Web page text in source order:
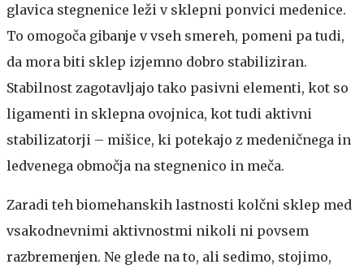
glavica stegnenice leži v sklepni ponvici medenice.
To omogoča gibanje v vseh smereh, pomeni pa tudi,
da mora biti sklep izjemno dobro stabiliziran.
Stabilnost zagotavljajo tako pasivni elementi, kot so
ligamenti in sklepna ovojnica, kot tudi aktivni
stabilizatorji – mišice, ki potekajo z medeničnega in
ledvenega območja na stegnenico in meča.
Zaradi teh biomehanskih lastnosti kolčni sklep med
vsakodnevnimi aktivnostmi nikoli ni povsem
razbremenjen. Ne glede na to, ali sedimo, stojimo,